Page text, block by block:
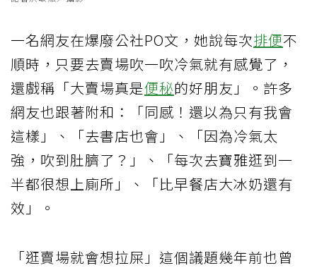
一名網友在爆廢公社PO文，她說每次排便不
順時，只要去賣場吹一吹冷氣就有感覺了，
還戲稱「大賣場真是便秘的好朋友」。許多
網友也跟著附和：「同感！還以為只有我會
這樣」、「去書店也會」、「因為冷氣太
強，吹到肚臍了？」、「每次去寶雅逛到一
半都很想上廁所」、「比早餐店大冰奶還有
效」。
「逛賣場就會想拉屎」這個議題幾年前也曾